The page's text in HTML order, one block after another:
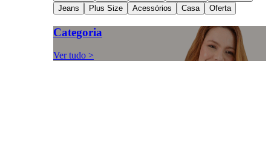
Jeans
Plus Size Acessórios Casa Oferta
Categoria
Ver tudo >